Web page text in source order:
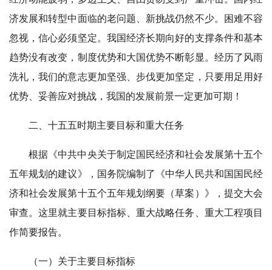
济发展和转型中面临的老问题、新挑战仍然不少。困难不容
忽视，信心必须坚定。我国经济长期向好的支撑条件和基本
趋势没有改变，制度优势和大国优势不断彰显。经历了风雨
洗礼，我们的意志更加坚强、步伐更加坚定，只要用足用好
优势、妥善应对挑战，我国的发展前景一定更加可期！
二、十五五时期主要目标和重大任务
根据《中共中央关于制定国民经济和社会发展第十五个
五年规划的建议》，国务院编制了《中华人民共和国国民经
济和社会发展第十五个五年规划纲要（草案）》，提交大会
审查。这里就主要目标指标、重大战略任务、重大工程项目
作简要报告。
（一）关于主要目标指标